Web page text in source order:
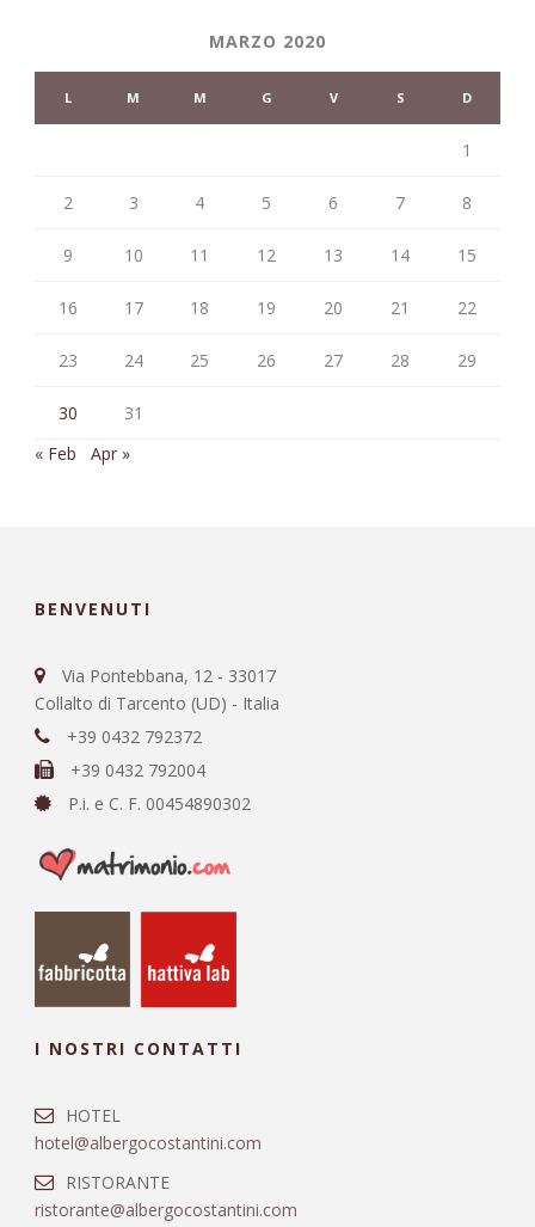
MARZO 2020
L M M G V S D
1
2 3 4 5 6 7 8
9 10 11 12 13 14 15
16 17 18 19 20 21 22
23 24 25 26 27 28 29
30
31
« Feb
Apr »
BENVENUTI
Via Pontebbana, 12 - 33017
Collalto di Tarcento (UD) - Italia
+39 0432 792372
+39 0432 792004
P.i. e C. F. 00454890302
I NOSTRI CONTATTI
HOTEL
hotel@albergocostantini.com
RISTORANTE
ristorante@albergocostantini.com